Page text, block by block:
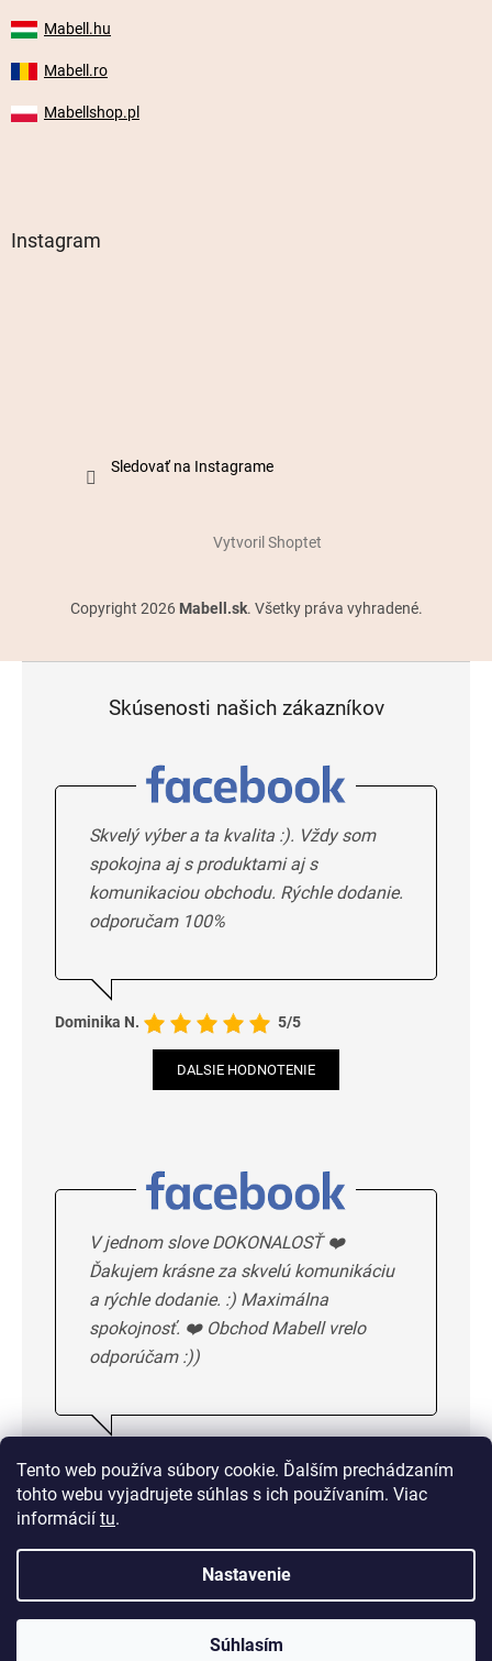
Tento web používa súbory cookie. Ďalším prechádzaním
tohto webu vyjadrujete súhlas s ich používaním. Viac
informácií tu.
Nastavenie
Súhlasím
Mabell.hu
Mabell.ro
Mabellshop.pl
Instagram
Sledovať na Instagrame
Vytvoril Shoptet
Copyright 2026 Mabell.sk. Všetky práva vyhradené.
Skúsenosti našich zákazníkov
Skvelý výber a ta kvalita :). Vždy som
spokojna aj s produktami aj s
komunikaciou obchodu. Rýchle dodanie.
odporučam 100%
Dominika N. 5/5
DALSIE HODNOTENIE
V jednom slove DOKONALOSŤ ❤️
Ďakujem krásne za skvelú komunikáciu
a rýchle dodanie. :) Maximálna
spokojnosť. ❤️ Obchod Mabell vrelo
odporúčam :))
DALSIE HODNOTENIE